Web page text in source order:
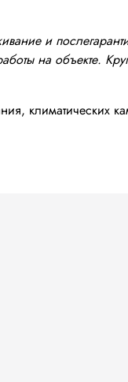
и
на объекте.
климатических